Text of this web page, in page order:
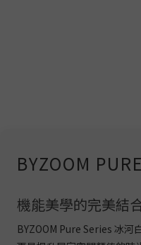
BYZOOM
機能美學的完美結
BYZOOM Pure Series 冰